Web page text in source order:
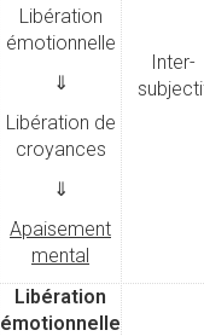
Libération
émotionnelle
⇓
Libération de
croyances
⇓
Apaisement
mental
Inter-
Libération
émotionnelle